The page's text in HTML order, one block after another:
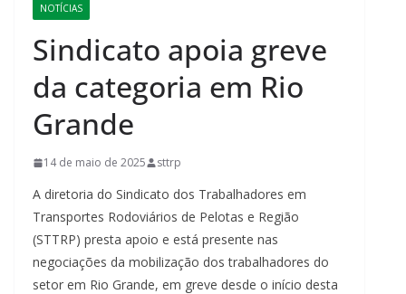
NOTÍCIAS
Sindicato apoia greve
da categoria em Rio
Grande
14 de maio de 2025 sttrp
A diretoria do Sindicato dos Trabalhadores em
Transportes Rodoviários de Pelotas e Região
(STTRP) presta apoio e está presente nas
negociações da mobilização dos trabalhadores do
setor em Rio Grande, em greve desde o início desta